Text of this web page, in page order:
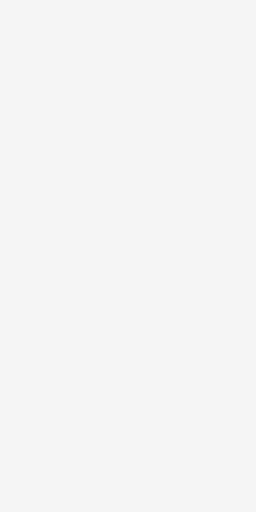
Reviews, and